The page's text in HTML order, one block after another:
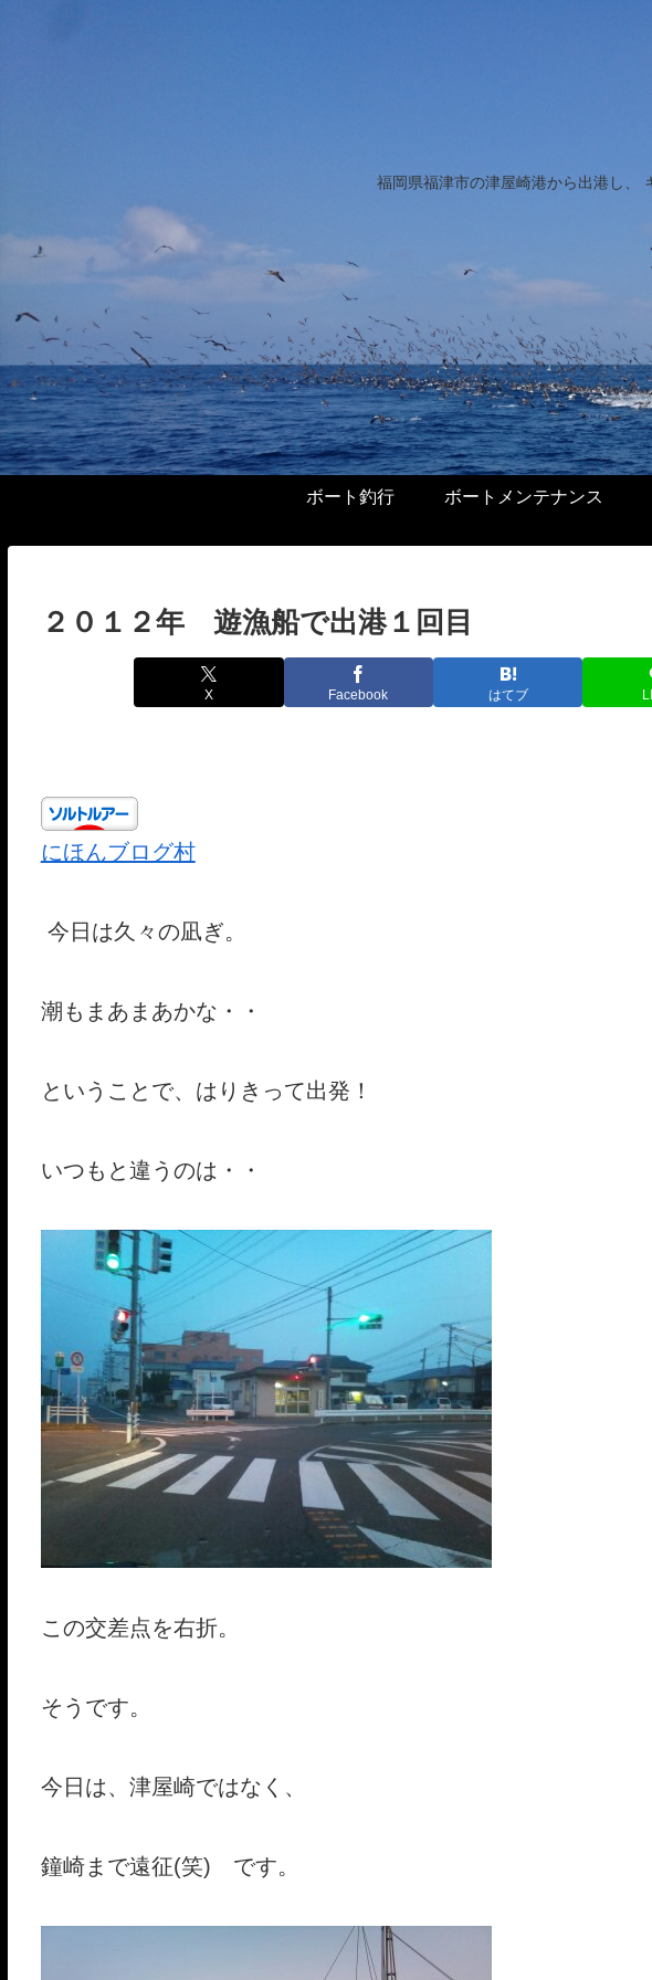
福岡県福津市の津屋崎港から出港し、
ボート釣行 ボートメンテナンス
２０１２年 遊漁船で出港１回目
X Facebook はてブ
にほんブログ村
今日は久々の凪ぎ。
潮もまあまあかな・・
ということで、はりきって出発！
いつもと違うのは・・
この交差点を右折。
そうです。
今日は、津屋崎ではなく、
鐘崎まで遠征(笑) です。